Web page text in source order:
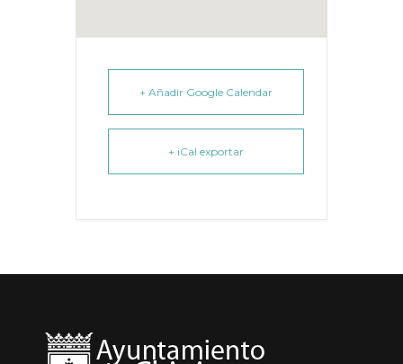
+ Añadir Google Calendar
+ iCal exportar